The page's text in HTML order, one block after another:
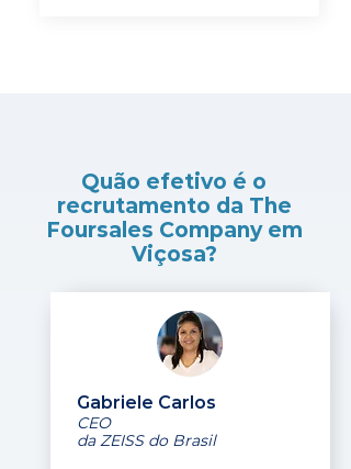
Quão efetivo é o
recrutamento da The
Foursales Company em
Viçosa?
Gabriele Carlos
CEO
da ZEISS do Brasil